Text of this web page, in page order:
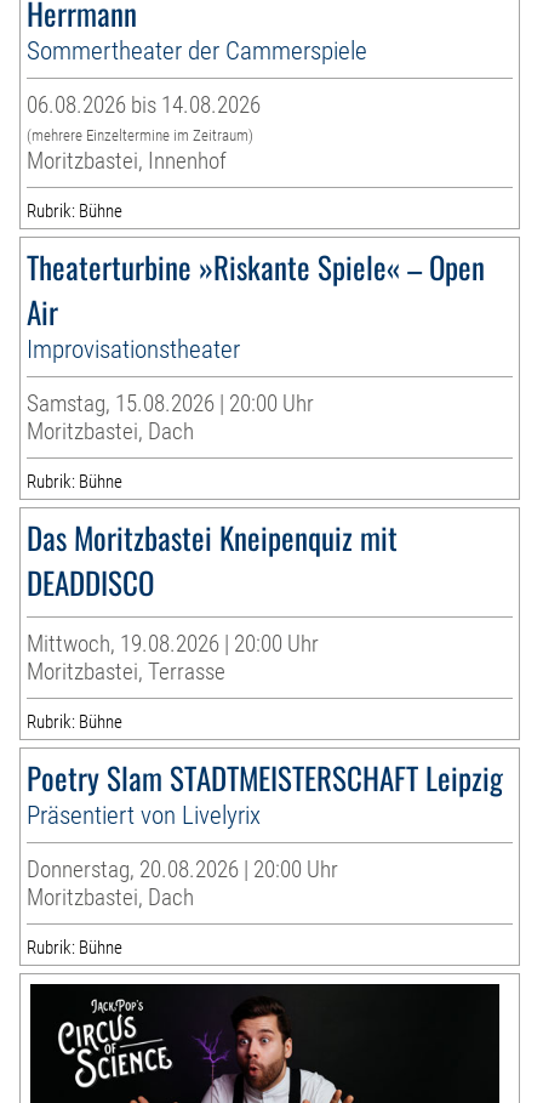
Herrmann
Sommertheater der Cammerspiele
06.08.2026 bis 14.08.2026
(mehrere Einzeltermine im Zeitraum)
Moritzbastei, Innenhof
Rubrik: Bühne
Theaterturbine »Riskante Spiele« – Open
Air
Improvisationstheater
Samstag, 15.08.2026 | 20:00 Uhr
Moritzbastei, Dach
Rubrik: Bühne
Das Moritzbastei Kneipenquiz mit
DEADDISCO
Mittwoch, 19.08.2026 | 20:00 Uhr
Moritzbastei, Terrasse
Rubrik: Bühne
Poetry Slam STADTMEISTERSCHAFT Leipzig
Präsentiert von Livelyrix
Donnerstag, 20.08.2026 | 20:00 Uhr
Moritzbastei, Dach
Rubrik: Bühne